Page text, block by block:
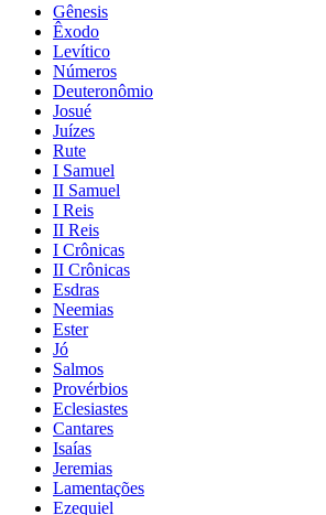
Gênesis
Êxodo
Levítico
Números
Deuteronômio
Josué
Juízes
Rute
I Samuel
II Samuel
I Reis
II Reis
I Crônicas
II Crônicas
Esdras
Neemias
Ester
Jó
Salmos
Provérbios
Eclesiastes
Cantares
Isaías
Jeremias
Lamentações
Ezequiel